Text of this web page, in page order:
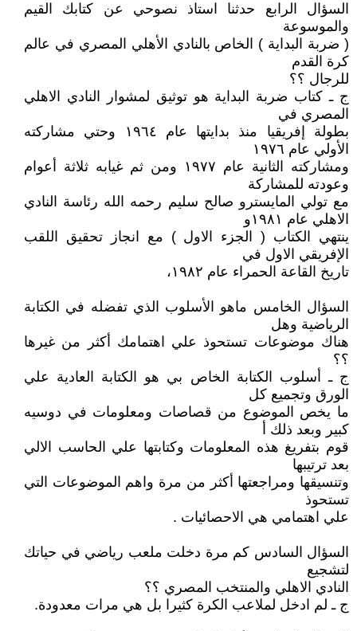
السؤال الرابع حدثنا استاذ نصوحي عن كتابك القيم
والموسوعة
( ضربة البداية ) الخاص بالنادي الأهلي المصري في عالم
كرة القدم
للرجال ؟؟
ج ـ كتاب ضربة البداية هو توثيق لمشوار النادي الاهلي
المصري في
بطولة إفريقيا منذ بدايتها عام ١٩٦٤ وحتي مشاركته
الأولي عام ١٩٧٦
ومشاركته الثانية عام ١٩٧٧ ومن ثم غيابه ثلاثة أعوام
وعودته للمشاركة
مع تولي المايسترو صالح سليم رحمه الله رئاسة النادي
الاهلي عام ١٩٨١و
ينتهي الكتاب ( الجزء الاول ) مع انجاز تحقيق اللقب
الإفريقي الاول في
تاريخ القاعة الحمراء عام ١٩٨٢،
السؤال الخامس ماهو الأسلوب الذي تفضله في الكتابة
الرياضية وهل
هناك موضوعات تستحوذ علي اهتمامك أكثر من غيرها
؟؟
ج ـ أسلوب الكتابة الخاص بي هو الكتابة العادية علي
الورق وتجميع كل
ما يخص الموضوع من قصاصات ومعلومات في دوسيه
كبير وبعد ذلك أ
قوم بتفريغ هذه المعلومات وكتابتها علي الحاسب الالي
بعد ترتيبها
وتنسيقها ومراجعتها أكثر من مرة واهم الموضوعات التي
تستحوذ
علي اهتمامي هي الاحصائيات .
السؤال السادس كم مرة دخلت ملعب رياضي في حياتك
لتشجيع
النادي الاهلي والمنتخب المصري ؟؟
ج ـ لم ادخل لملاعب الكرة كثيرا بل هي مرات معدودة.